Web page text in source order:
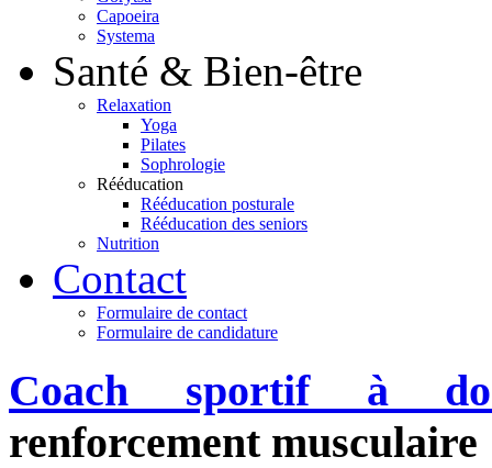
Capoeira
Systema
Santé & Bien-être
Relaxation
Yoga
Pilates
Sophrologie
Rééducation
Rééducation posturale
Rééducation des seniors
Nutrition
Contact
Formulaire de contact
Formulaire de candidature
Coach sportif à
renforcement